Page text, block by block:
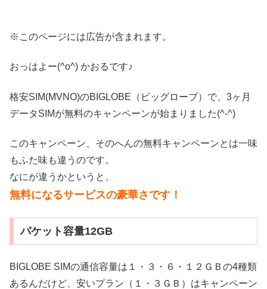
※このページには広告が含まれます。
おっはよー(^o^) かおるです♪
格安SIM(MVNO)のBIGLOBE（ビッグローブ）で、3ヶ月
データSIMが無料のキャンペーンが始まりました(^-^)
このキャンペーン、そのへんの無料キャンペーンとは一味
もふた味も違うのです。
なにが違うかというと、
無料になるサービスの豪華さです！
パケット容量12GB
BIGLOBE SIMの通信容量は１・３・６・１２ＧＢの4種類
あるんだけど、安いプラン（１・３ＧＢ）はキャンペーン